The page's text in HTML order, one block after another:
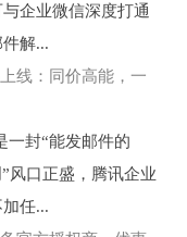
企业微信深度打通
解...
线：同价高能，一
封“能发邮件的
风口正盛，腾讯企业
任...